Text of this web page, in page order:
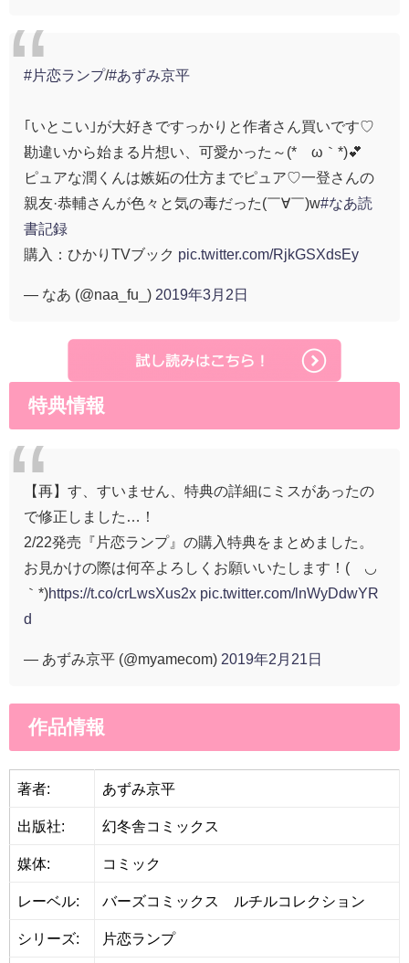
#片恋ランプ/#あずみ京平
｢いとこい｣が大好きですっかりと作者さん買いです♡
勘違いから始まる片想い、可愛かった～(*´ω｀*)💕
ピュアな潤くんは嫉妬の仕方までピュア♡一登さんの
親友·恭輔さんが色々と気の毒だった(￣∀￣)w#なあ読
書記録
購入：ひかりTVブック pic.twitter.com/RjkGSXdsEy
— なあ (@naa_fu_) 2019年3月2日
特典情報
【再】す、すいません、特典の詳細にミスがあったの
で修正しました…！
2/22発売『片恋ランプ』の購入特典をまとめました。
お見かけの際は何卒よろしくお願いいたします！(´◡
｀*)https://t.co/crLwsXus2x pic.twitter.com/lnWyDdwYR
d
— あずみ京平 (@myamecom) 2019年2月21日
作品情報
著者: あずみ京平
出版社: 幻冬舎コミックス
媒体: コミック
レーベル: バーズコミックス ルチルコレクション
シリーズ: 片恋ランプ